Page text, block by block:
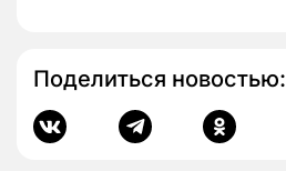
Поделиться новостью: